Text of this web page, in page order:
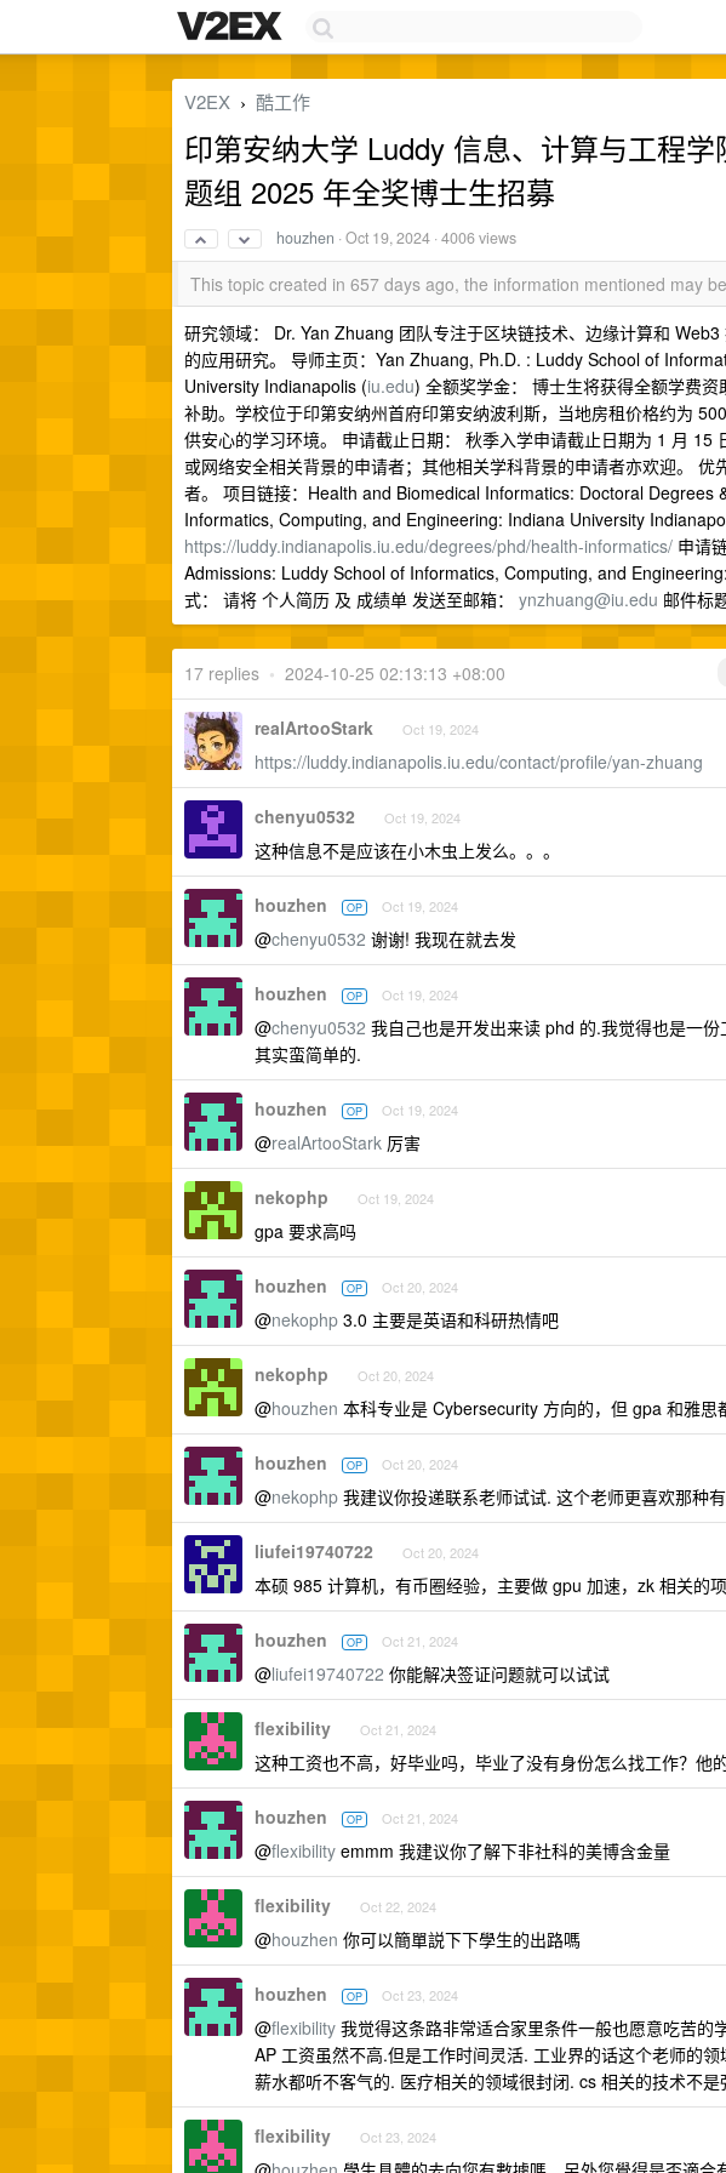
V2EX › 酷工作
印第安纳大学 Luddy 信息、计算与工程
题组 2025 年全奖博士生招募
houzhen ·Oct 19, 2024 · 4006 views
This topic created in 657 days ago, the information mentioned may
研究领域： Dr. Yan Zhuang 团队专注于区块链技术、边缘计算和
的应用研究。 导师主页：Yan Zhuang, Ph.D. : Luddy School of
University Indianapolis (iu.edu) 全额奖学金： 博士生将获得全额学费
补助。学校位于印第安纳州首府印第安纳波利斯，当地房租价格约为
供安心的学习环境。 申请截止日期： 秋季入学申请截止日期为 1 月 15
或网络安全相关背景的申请者；其他相关学科背景的申请者亦欢迎。
者。 项目链接：Health and Biomedical Informatics: Doctoral
Informatics, Computing, and Engineering: Indiana University
https://luddy.indianapolis.iu.edu/degrees/phd/health-informatics/ 申请
Admissions: Luddy School of Informatics, Computing, and
式： 请将 个人简历 及 成绩单 发送至邮箱： ynzhuang@iu.edu 邮件标
17 replies • 2024-10-25 02:13:13 +08:00
realArtooStark Oct 19, 2024
https://luddy.indianapolis.iu.edu/contact/profile/yan-zhuang
chenyu0532 Oct 19, 2024
这种信息不是应该在小木虫上发么。。。
houzhen OP Oct 19, 2024
@chenyu0532 谢谢! 我现在就去发
houzhen OP Oct 19, 2024
@chenyu0532 我自己也是开发出来读 phd 的.我觉得也是一
其实蛮简单的.
houzhen OP Oct 19, 2024
@realArtooStark 厉害
nekophp Oct 19, 2024
gpa 要求高吗
houzhen OP Oct 20, 2024
@nekophp 3.0 主要是英语和科研热情吧
nekophp Oct 20, 2024
@houzhen 本科专业是 Cybersecurity 方向的，但 gpa 和雅思
houzhen OP Oct 20, 2024
@nekophp 我建议你投递联系老师试试. 这个老师更喜欢那种
liufei19740722 Oct 20, 2024
本硕 985 计算机，有币圈经验，主要做 gpu 加速，zk 相关的
houzhen OP Oct 21, 2024
@liufei19740722 你能解决签证问题就可以试试
flexibility Oct 21, 2024
这种工资也不高，好毕业吗，毕业了没有身份怎么找工作？他
houzhen OP Oct 21, 2024
@flexibility emmm 我建议你了解下非社科的美博含金量
flexibility Oct 22, 2024
@houzhen 你可以簡單説下下學生的出路嗎
houzhen OP Oct 23, 2024
@flexibility 我觉得这条路非常适合家里条件一般也愿意吃苦
AP 工资虽然不高.但是工作时间灵活. 工业界的话这个老师的
薪水都听不客气的. 医疗相关的领域很封闭. cs 相关的技术不是
flexibility Oct 23, 2024